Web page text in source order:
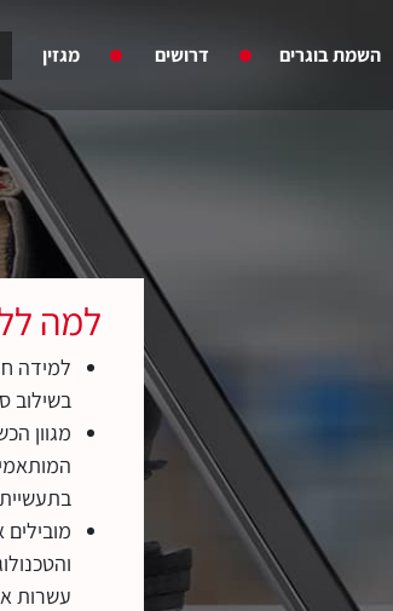
השמת בוגרים דרושים מגזין
למה
למידה
בשילוב
מגוון
עשרות